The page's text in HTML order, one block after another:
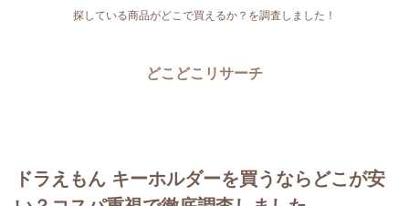
探している商品がどこで買えるか？を調査しました！
どこどこリサーチ
ドラえもん キーホルダーを買うならどこが安